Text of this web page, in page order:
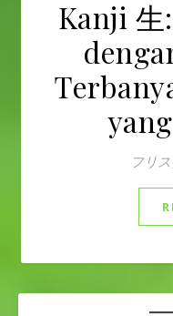
Kanji 生
フリ